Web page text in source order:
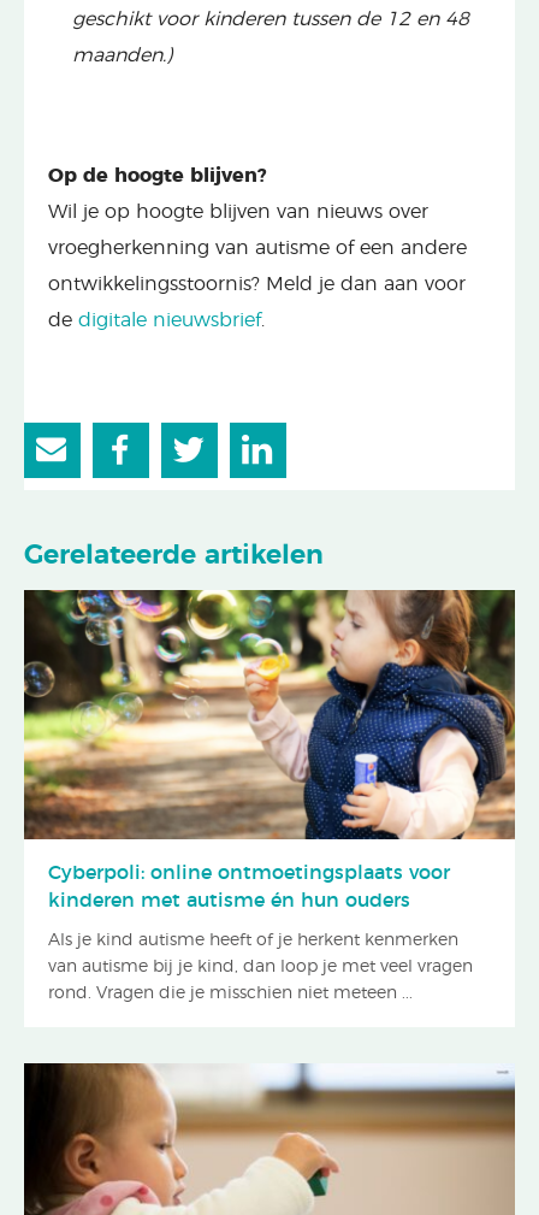
geschikt voor kinderen tussen de 12 en 48
maanden.)
Op de hoogte blijven?
Wil je op hoogte blijven van nieuws over
vroegherkenning van autisme of een andere
ontwikkelingsstoornis? Meld je dan aan voor
de digitale nieuwsbrief.
Gerelateerde artikelen
Cyberpoli: online ontmoetingsplaats voor
kinderen met autisme én hun ouders
Als je kind autisme heeft of je herkent kenmerken
van autisme bij je kind, dan loop je met veel vragen
rond. Vragen die je misschien niet meteen ...